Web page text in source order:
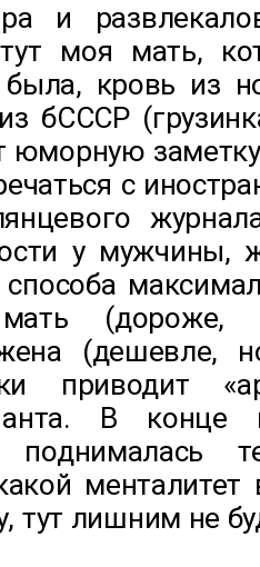
и
моя мать,
кровь из
бСССР
юморную
с
у мужчины,
мать
(дешевле,
приводит
В конце
поднималась
тут лишним не